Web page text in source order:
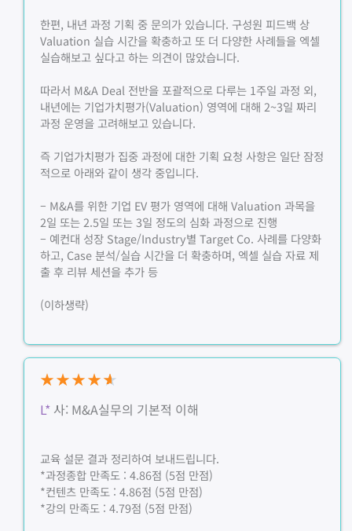
한편, 내년 과정 기획 중 문의가 있습니다. 구성원 피드백 상
Valuation 실습 시간을 확충하고 또 더 다양한 사례들을 엑셀
실습해보고 싶다고 하는 의견이 많았습니다.
따라서 M&A Deal 전반을 포괄적으로 다루는 1주일 과정 외,
내년에는 기업가치평가(Valuation) 영역에 대해 2~3일 짜리
과정 운영을 고려해보고 있습니다.
즉 기업가치평가 집중 과정에 대한 기획 요청 사항은 일단 잠정
적으로 아래와 같이 생각 중입니다.
– M&A를 위한 기업 EV 평가 영역에 대해 Valuation 과목을
2일 또는 2.5일 또는 3일 정도의 심화 과정으로 진행
– 예컨대 성장 Stage/Industry별 Target Co. 사례를 다양화
하고, Case 분석/실습 시간을 더 확충하며, 엑셀 실습 자료 제
출 후 리뷰 세션을 추가 등
(이하생략)
★★★★★
L* 사: M&A실무의 기본적 이해
교육 설문 결과 정리하여 보내드립니다.
*과정종합 만족도 : 4.86점 (5점 만점)
*컨텐츠 만족도 : 4.86점 (5점 만점)
*강의 만족도 : 4.79점 (5점 만점)